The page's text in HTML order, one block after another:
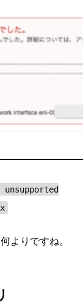
よりですね。